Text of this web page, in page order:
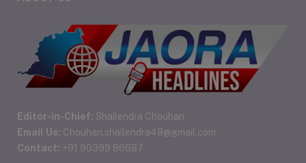
Editor-in-Chief: Shailendra Chouhan
Email Us: Chouhan.shailendra48@gmail.com
Contact: +91 90399 86687